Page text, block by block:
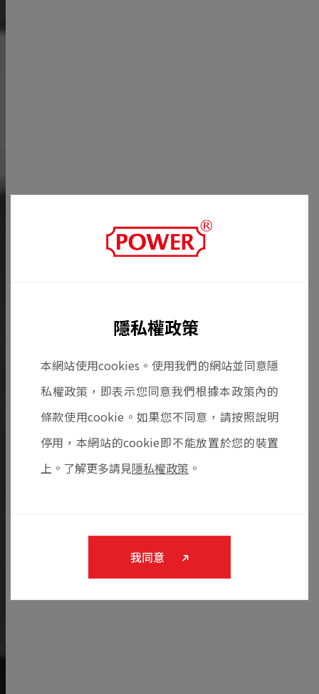
隱私權政策
本網站使用cookies。使用我們的網站並同意隱
私權政策，即表示您同意我們根據本政策內的
條款使用cookie。如果您不同意，請按照說明
停用，本網站的cookie即不能放置於您的裝置
上。了解更多請見隱私權政策 。
我同意